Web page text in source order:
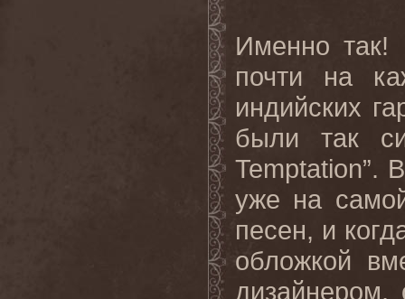
Именно так!
почти на
индийских
были так
Temptation”.
уже на
песен, и
обложкой